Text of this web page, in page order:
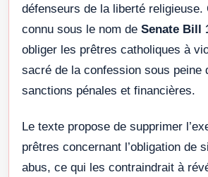
défenseurs de la liberté religieuse.
connu sous le nom de Senate Bill
obliger les prêtres catholiques à
sacré de la confession sous peine
sanctions pénales et financières.
Le texte propose de supprimer
prêtres concernant l’obligation de
abus, ce qui les contraindrait à